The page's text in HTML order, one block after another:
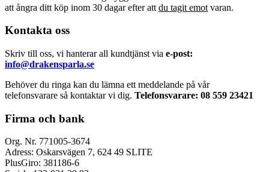
att ångra ditt köp inom 30 dagar efter att du tagit emot varan.
Kontakta oss
Skriv till oss, vi hanterar all kundtjänst via e-post:
info@drakensparla.se
Behöver du ringa kan du lämna ett meddelande på vår
telefonsvarare så kontaktar vi dig. Telefonsvarare: 08 559 23421
Firma och bank
Org. Nr. 771005-3674
Adress: Oskarsvägen 7, 624 49 SLITE
PlusGiro: 381186-6